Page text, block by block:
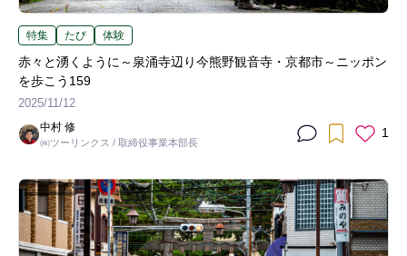
特集 たび 体験
赤々と湧くように～泉涌寺辺り今熊野観音寺・京都市～ニッポン
を歩こう159
2025/11/12
中村 修
㈱ツーリンクス / 取締役事業本部長
1